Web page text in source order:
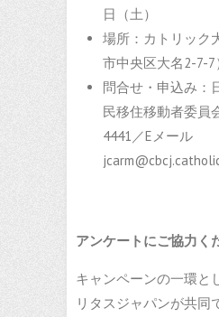
日（土）
場所：カトリック
市中央区大名2-7-7
問合せ・申込み：
民移住移動者委員
4441／Eメール
アンケートにご協力く
キャンペーンの一環と
リタスジャパンが共同